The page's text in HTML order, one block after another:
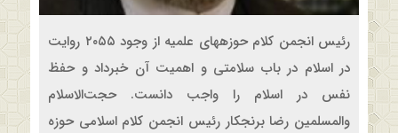
رئیس انجمن کلام حوزه‎های علمیه از وجود ۲۰۵۵ روایت
در اسلام در باب سلامتی و اهمیت آن خبرداد و حفظ
نفس در اسلام را واجب دانست. حجت‌الاسلام
والمسلمین رضا برنجکار رئیس انجمن کلام اسلامی حوزه